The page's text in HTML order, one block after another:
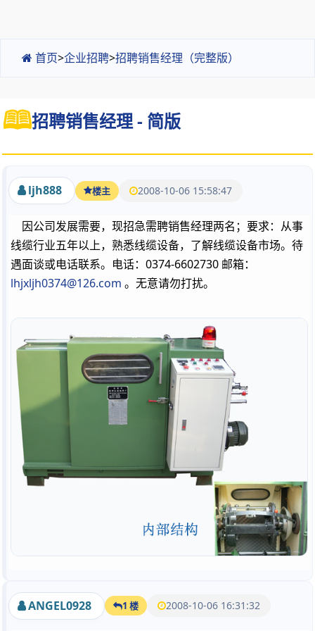
首页>企业招聘>招聘销售经理（完整版）
招聘销售经理 - 简版
ljh888 楼主 2008-10-06 15:58:47
因公司发展需要，现招急需聘销售经理两名；要求：从事
线缆行业五年以上，熟悉线缆设备，了解线缆设备市场。待
遇面谈或电话联系。电话：0374-6602730 邮箱：
lhjxljh0374@126.com 。无意请勿打扰。
ANGEL0928 1 楼 2008-10-06 16:31:32